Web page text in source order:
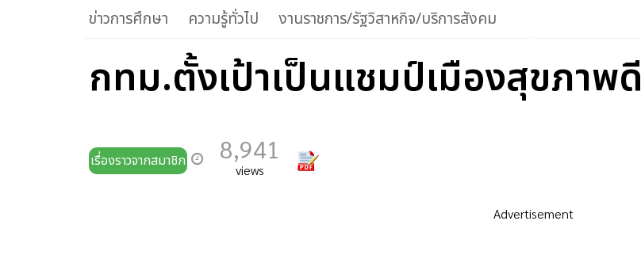
ข่าวการศึกษา ความรู้ทั่วไป งานราชการ/รัฐวิสาหกิจ/บริการสังคม
กทม.ตั้งเป้าเป็นแชมป์เมืองสุขภาพดี
เรื่องราวจากสมาชิก 8,941
views
Advertisement